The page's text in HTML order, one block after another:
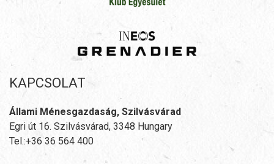
KAPCSOLAT
Állami Ménesgazdaság, Szilvásvárad
Egri út 16. Szilvásvárad, 3348 Hungary
Tel.:+36 36 564 400